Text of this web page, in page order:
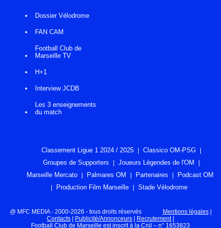
Dossier Vélodrome
FAN CAM
Football Club de
Marseille TV
H+1
Interview JCDB
Les 3 enseignements
du match
Classement Ligue 1 2024 / 2025
Classico OM-PSG
Groupes de Supporters
Joueurs Légendes de l'OM
Marseille Mercato
Palmares OM Partenaires
Podcast OM
Production Film Marseille
Stade Vélodrome
@ MFC MEDIA - 2000-2026 - tous droits réservés Mentions légales|
Contacts
Publicité/Annonceurs Recrutement|
Football Club de Marseille est inscrit à la Cnil – n° 1653823